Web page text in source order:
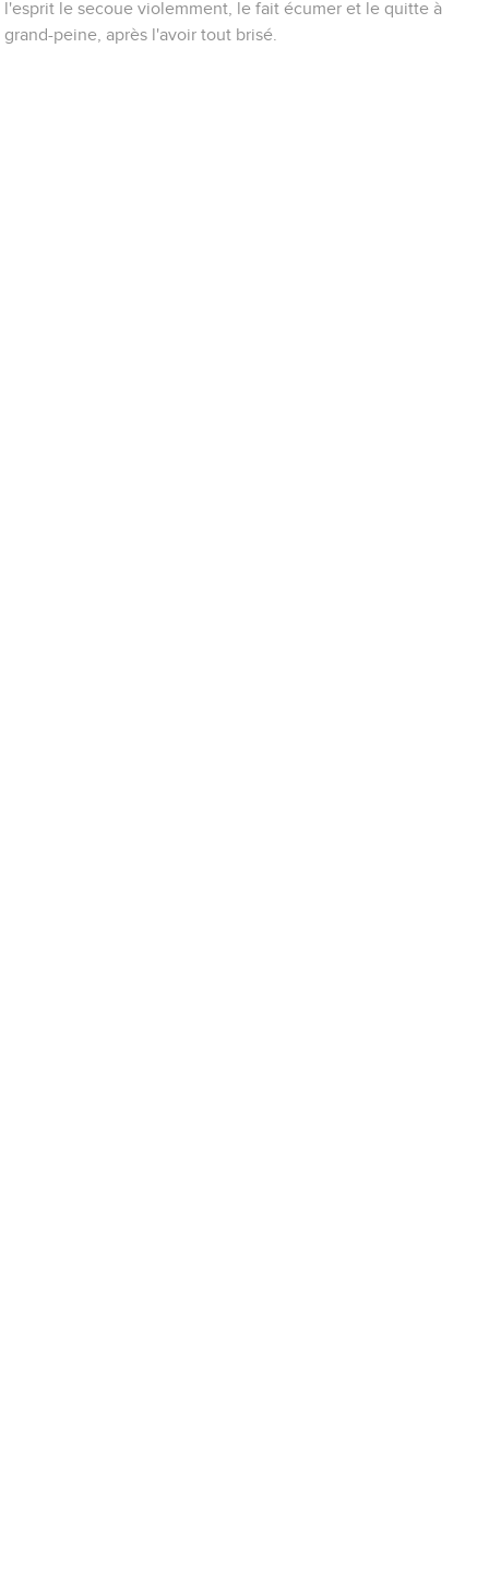
l'esprit le secoue violemment, le fait écumer et le quitte à
grand-peine, après l'avoir tout brisé.